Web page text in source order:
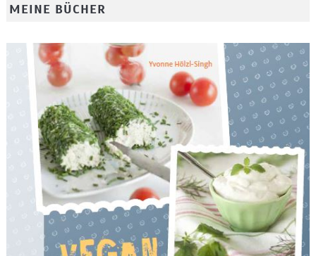
MEINE BÜCHER